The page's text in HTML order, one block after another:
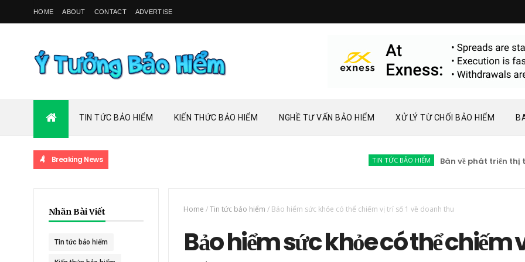
HOME ABOUT CONTACT ADVERTISE
TIN TỨC BẢO HIỂM KIẾN THỨC BẢO HIỂM NGHỀ TƯ VẤN BẢO HIỂM XỬ LÝ TỪ CHỐI BẢO HIỂM
Breaking News TIN TỨC BẢO HIỂM Bàn về phát triển thị
Nhãn Bài Viết
Tin tức bảo hiểm
Home /Tin tức bảo hiểm / Bảo hiểm sức khỏe có thể chiếm vị trí số 1 về doanh thu
Bảo hiểm sức khỏe có thể chiếm